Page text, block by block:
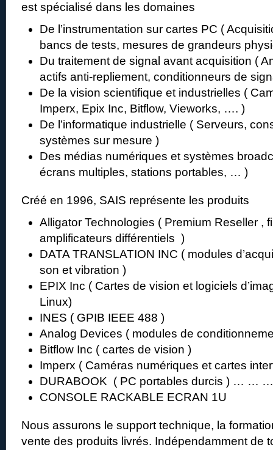
est spécialisé dans les domaines
De l’instrumentation sur cartes PC (
bancs de tests, mesures de grandeurs
Du traitement de signal avant acquisition (
actifs anti-repliement, conditionneurs de
De la vision scientifique et industrielles (
Imperx, Epix Inc, Bitflow, Vieworks, …. )
De l’informatique industrielle ( Serveurs,
systèmes sur mesure )
Des médias numériques et systèmes
écrans multiples, stations portables, … )
Créé en 1996, SAIS représente les produits
Alligator Technologies ( Premium Reseller ,
amplificateurs différentiels )
DATA TRANSLATION INC ( modules
son et vibration )
EPIX Inc ( Cartes de vision et logiciels
Linux)
INES ( GPIB IEEE 488 )
Analog Devices ( modules de
Bitflow Inc ( cartes de vision )
Imperx ( Caméras numériques et cartes
DURABOOK ( PC portables durcis ) … … …
CONSOLE RACKABLE ECRAN 1U
Nous assurons le support technique, la
vente des produits livrés. Indépendamment de